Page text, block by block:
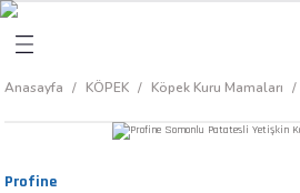
Anasayfa KÖPEK Köpek Kuru Mamaları
Profine